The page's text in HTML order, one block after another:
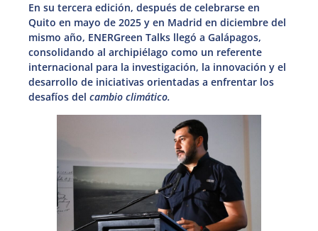
En su tercera edición, después de celebrarse en
Quito en mayo de 2025 y en Madrid en diciembre del
mismo año, ENERGreen Talks llegó a Galápagos,
consolidando al archipiélago como un referente
internacional para la investigación, la innovación y el
desarrollo de iniciativas orientadas a enfrentar los
desafíos del cambio climático.